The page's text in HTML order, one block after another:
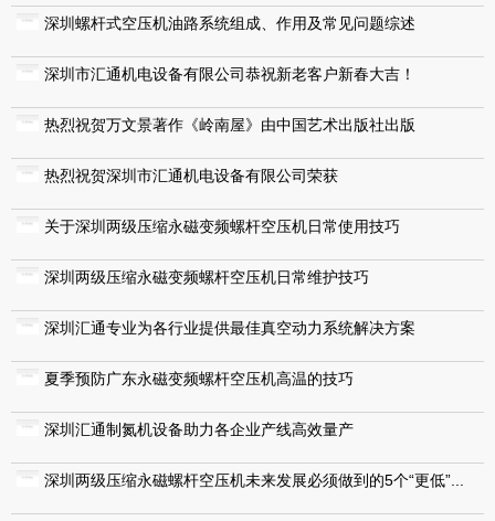
深圳螺杆式空压机油路系统组成、作用及常见问题综述
深圳市汇通机电设备有限公司恭祝新老客户新春大吉！
热烈祝贺万文景著作《岭南屋》由中国艺术出版社出版
热烈祝贺深圳市汇通机电设备有限公司荣获
关于深圳两级压缩永磁变频螺杆空压机日常使用技巧
深圳两级压缩永磁变频螺杆空压机日常维护技巧
深圳汇通专业为各行业提供最佳真空动力系统解决方案
夏季预防广东永磁变频螺杆空压机高温的技巧
深圳汇通制氮机设备助力各企业产线高效量产
深圳两级压缩永磁螺杆空压机未来发展必须做到的5个“更低”...